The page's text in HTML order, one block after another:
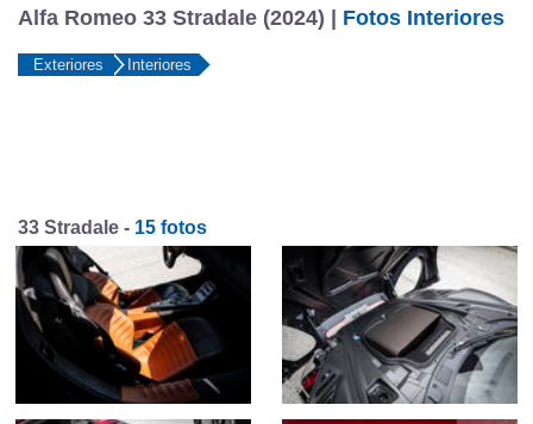
Alfa Romeo 33 Stradale (2024) | Fotos Interiores
Exteriores Interiores
33 Stradale - 15 fotos